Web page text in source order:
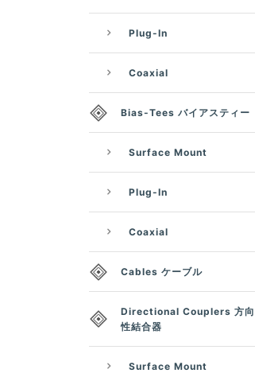
Plug-In
Coaxial
Bias-Tees バイアスティー
Surface Mount
Plug-In
Coaxial
Cables ケーブル
Directional Couplers 方向
性結合器
Surface Mount